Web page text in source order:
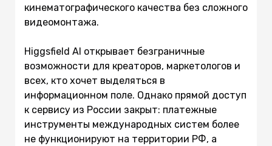
кинематографического качества без сложного
видеомонтажа.
Higgsfield AI открывает безграничные
возможности для креаторов, маркетологов и
всех, кто хочет выделяться в
информационном поле. Однако прямой доступ
к сервису из России закрыт: платежные
инструменты международных систем более
не функционируют на территории РФ, а